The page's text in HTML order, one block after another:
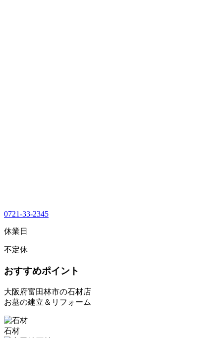
0721-33-2345
休業日
不定休
おすすめポイント
大阪府富田林市の石材店
お墓の建立＆リフォーム
石材